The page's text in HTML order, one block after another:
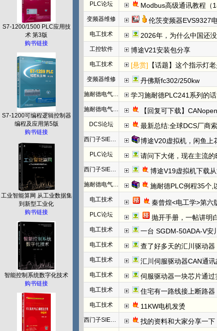
S7-1200/1500 PLC应用技
术 第3版
购书链接
S7-1200可编程逻辑控制器
编程及应用第5版
购书链接
工业智能算网 从工业数据集
到新型工业化
购书链接
智能控制系统数字化技术
购书链接
PLC论坛 Modbus高级通讯教程（
变频器维修 伦茨变频器EVS9327
电工技术 2026年，为什么中国还
工控软件 博途V21安装包分享
电工技术 [悬赏] 【话题】这个指示灯
变频器维修 丹佛斯fc302/250kw
施耐德电气PLC 学习施耐德PLC241系列的
施耐德电气PLC 【回复可下载】
DCS论坛 最新总结:全球DCS厂商
西门子SIEMENS 博途V20虚拟机，闲鱼上
PLC论坛 请问下大佬，现在主流的
西门子SIEMENS 博途V19虚拟机下载
施耐德电气PLC 施耐德PLC例程35个,
电工技术 秦曾煌<电工学>第六
PLC论坛 抛开手册，一帖讲明白欧姆龙NC
电工技术 一台 SGDM-50ADA-V安
电工技术 查了好多天的汇川驱动
电工技术 汇川伺服驱动器CAN通讯
电工技术 伺服驱动器一块芯片通
电工技术 住宅有一路线接上断路
电工技术 11KW电机发烫
西门子SIEMENS 找的资料和大家分享一下：西门子